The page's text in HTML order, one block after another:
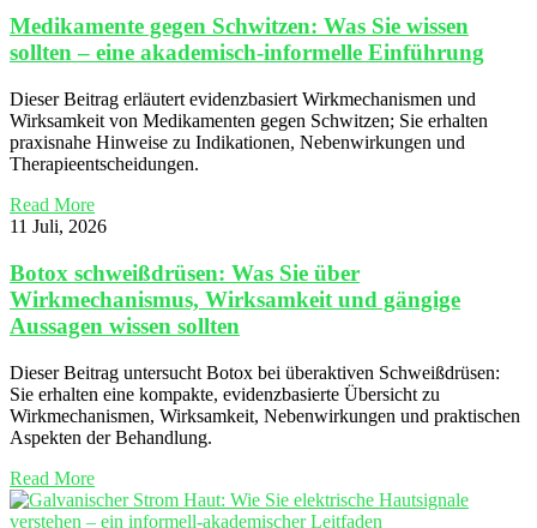
Medikamente gegen Schwitzen: Was Sie wissen
sollten – eine akademisch-informelle Einführung
Dieser Beitrag erläutert evidenzbasiert Wirkmechanismen und
Wirksamkeit von Medikamenten gegen Schwitzen; Sie erhalten
praxisnahe Hinweise zu Indikationen, Nebenwirkungen und
Therapieentscheidungen.
Read More
11 Juli, 2026
Botox schweißdrüsen: Was Sie über
Wirkmechanismus, Wirksamkeit und gängige
Aussagen wissen sollten
Dieser Beitrag untersucht Botox bei überaktiven Schweißdrüsen:
Sie erhalten eine kompakte, evidenzbasierte Übersicht zu
Wirkmechanismen, Wirksamkeit, Nebenwirkungen und praktischen
Aspekten der Behandlung.
Read More